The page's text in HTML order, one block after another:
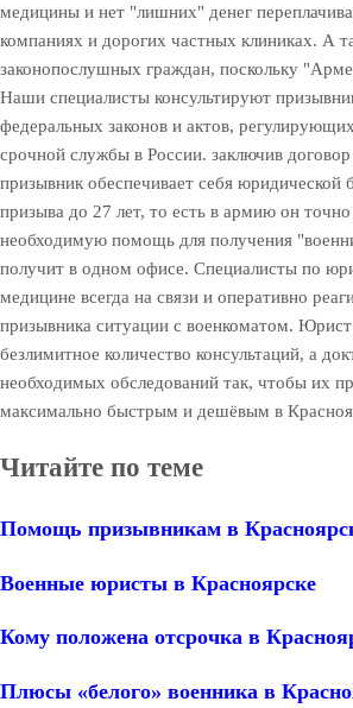
медицины и нет "лишних" денег
компаниях и дорогих частных клиниках. А
законопослушных граждан, поскольку
Наши специалисты консультируют
федеральных законов и актов,
срочной службы в России. заключив
призывник обеспечивает себя юридической
призыва до 27 лет, то есть в армию он
необходимую помощь для получения
получит в одном офисе. Специалисты по
медицине всегда на связи и оперативно
призывника ситуации с военкоматом. Юрист
безлимитное количество консультаций, а
необходимых обследований так, чтобы их
максимально быстрым и дешёвым в
Читайте по теме
Помощь призывникам в
Военные юристы в Красноярске
Кому положена отсрочка в
Плюсы «белого» военника в